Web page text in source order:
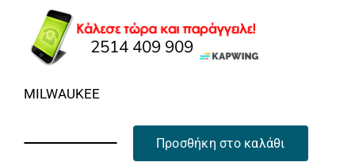
MILWAUKEE
Προσθήκη στο καλάθι